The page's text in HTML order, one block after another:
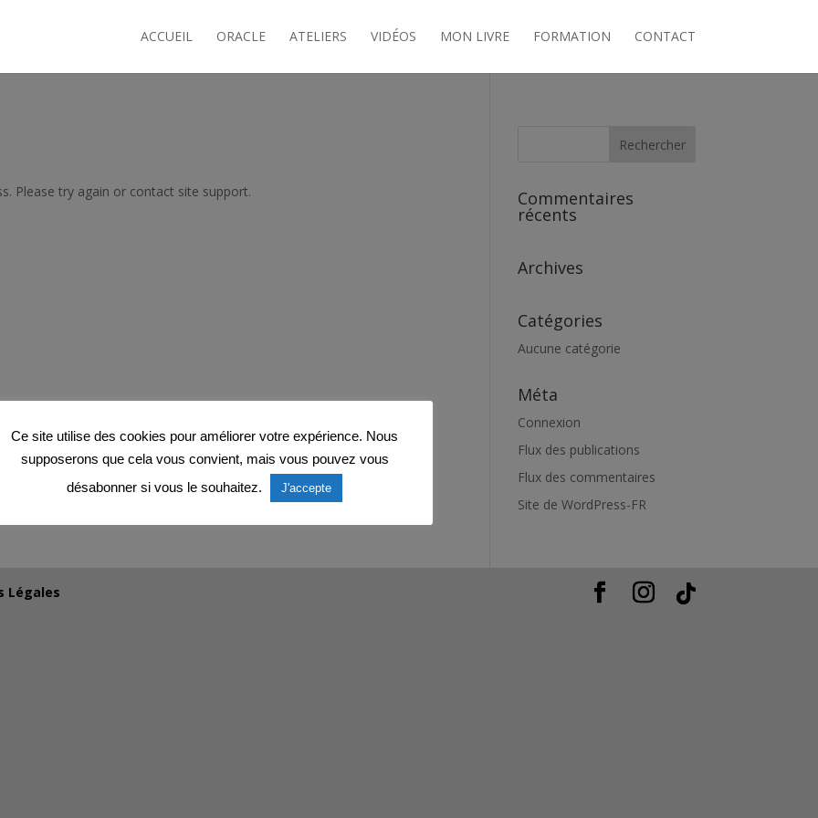
ACCUEIL ORACLE ATELIERS VIDÉOS MON LIVRE FORMATION CONTACT
Please try again or contact site support. Commentaires
récents
Archives
Catégories
Aucune catégorie
Méta
Connexion
Flux des publications
Flux des commentaires
Site de WordPress-FR
Légales
Ce site utilise des cookies pour améliorer votre expérience. Nous
supposerons que cela vous convient, mais vous pouvez vous
désabonner si vous le souhaitez.
J'accepte